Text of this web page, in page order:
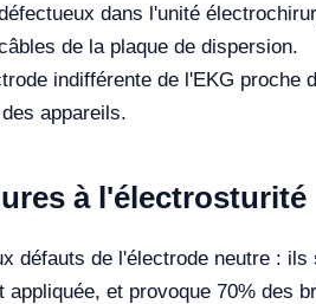
dans l'unité
de la plaque de dispersion.
indifférente de l'EKG proche
appareils.
à l'électrosturité
défauts de l'électrode neutre :
appliquée, et provoque 70% des